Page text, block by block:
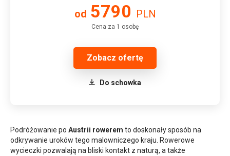
od 5790 PLN
Cena za 1 osobę
Zobacz ofertę
Do schowka
Podróżowanie po Austrii rowerem to doskonały sposób na
odkrywanie uroków tego malowniczego kraju. Rowerowe
wycieczki pozwalają na bliski kontakt z naturą, a także